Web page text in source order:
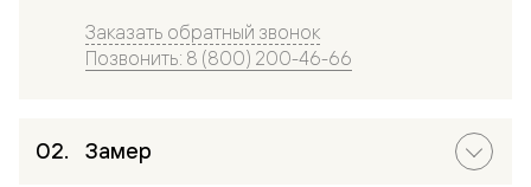
Заказать обратный звонок
Позвонить: 8 (800) 200-46-66
Замер